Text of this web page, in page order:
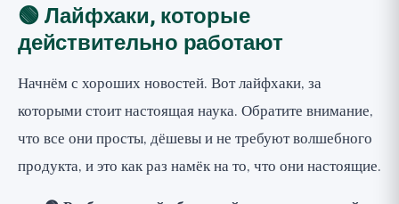
🟢 Лайфхаки, которые
действительно работают
Начнём с хороших новостей. Вот лайфхаки, за
которыми стоит настоящая наука. Обратите внимание,
что все они просты, дёшевы и не требуют волшебного
продукта, и это как раз намёк на то, что они настоящие.